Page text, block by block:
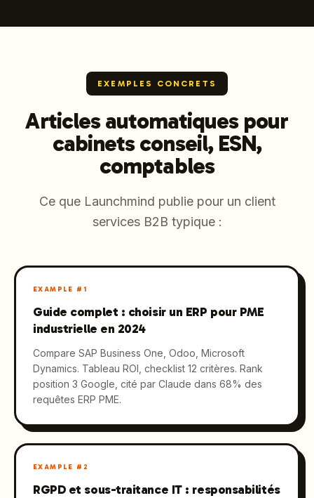
EXEMPLES CONCRETS
Articles automatiques pour
cabinets conseil, ESN,
comptables
Ce que Launchmind publie pour un client
services B2B typique :
EXAMPLE # 1
Guide complet : choisir un ERP pour PME
industrielle en 2024
Compare SAP Business One, Odoo, Microsoft
Dynamics. Tableau ROI, checklist 12 critères. Rank
position 3 Google, cité par Claude dans 68% des
requêtes ERP PME.
EXAMPLE # 2
RGPD et sous-traitance IT : responsabilités